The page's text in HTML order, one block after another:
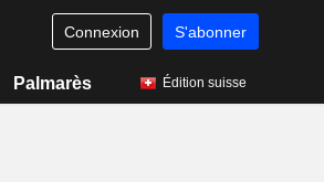
Connexion S'abonner
Palmarès Édition suisse